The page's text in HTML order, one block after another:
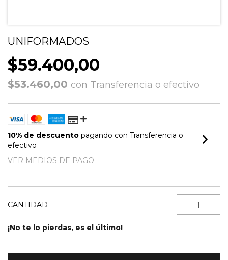
UNIFORMADOS
$59.400,00
$53.460,00 con Transferencia o efectivo
10% de descuento pagando con Transferencia o
efectivo
VER MEDIOS DE PAGO
CANTIDAD
¡No te lo pierdas, es el último!